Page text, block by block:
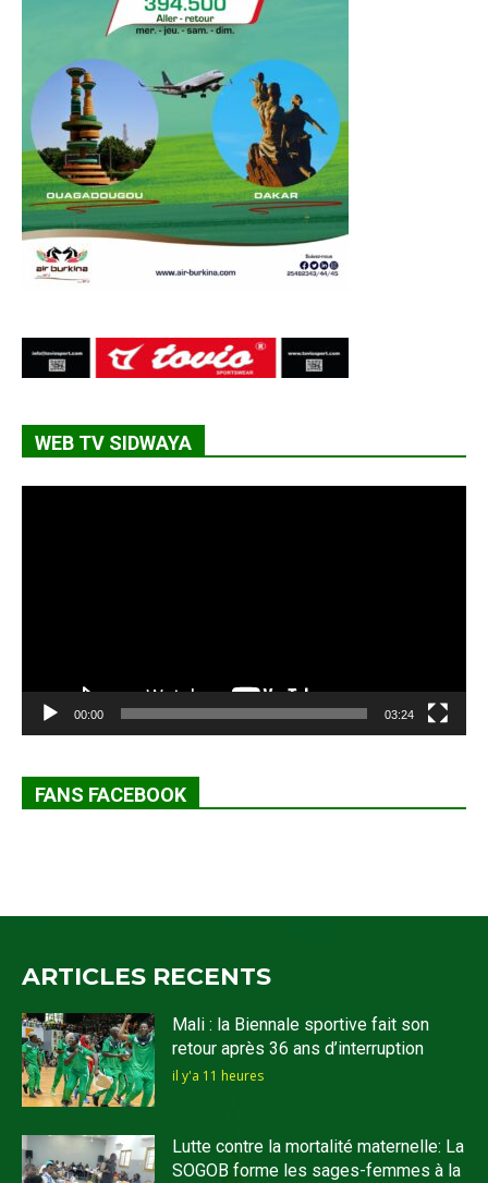
WEB TV SIDWAYA
00:00 03:24
FANS FACEBOOK
ARTICLES RECENTS
Mali : la Biennale sportive fait son
retour après 36 ans d’interruption
il y'a 11 heures
Lutte contre la mortalité maternelle: La
SOGOB forme les sages-femmes à la